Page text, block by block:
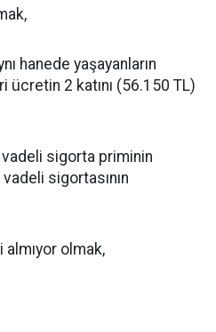
hanede yaşayanların
2 katını (56.150 TL)
sigorta priminin
sigortasının
olmak,